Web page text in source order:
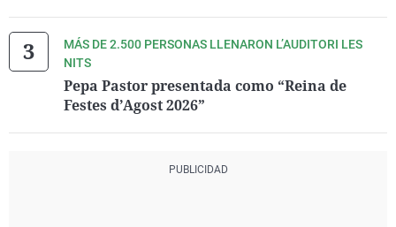
MÁS DE 2.500 PERSONAS LLENARON L’AUDITORI LES
NITS
Pepa Pastor presentada como “Reina de
Festes d’Agost 2026”